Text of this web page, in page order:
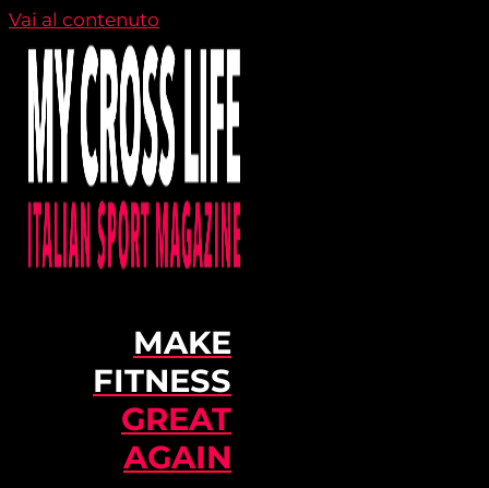
Vai al contenuto
MAKE
FITNESS
GREAT
AGAIN